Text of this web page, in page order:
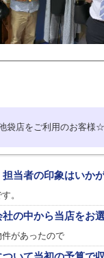
袋店をご利用のお客様☆
当者の印象はいか
。
の中から当店をお
があったので